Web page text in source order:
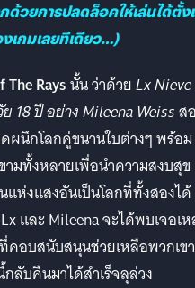
ด้วยการปลดล็อคให้เล่นได้ตั้
เกมเลยทีเดียว…)
The Raysนั้น ว่าด้วยLx Nieve
18 ปี อย่าง Mileena Weissส
ผนึกโลกคู่ขนานใบต่างๆ พร้อม
ามทั้งหลายเพื่อนำความสงบสุข
ห่งแสงอันเป็นโลกที่ทั้งสองได้
และ Mileena จะได้พบเจอเ
อบสนับสนุนช่วยเหลือพวกเขา
ลับคืนมาได้สำเร็จลุล่วง